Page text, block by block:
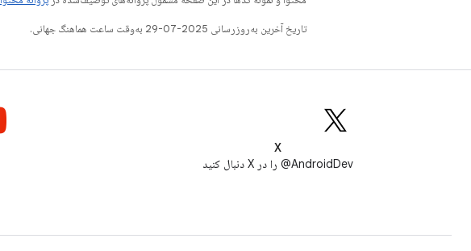
تاریخ آخرین به‌روزرسانی 2025-07-29 به‌وقت ساعت هماهنگ جهانی.
X
AndroidDev@ را در X دنبال کنید